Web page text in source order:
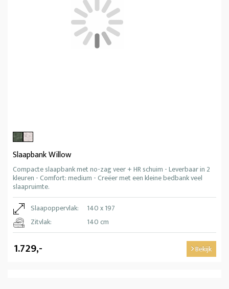
Slaapbank Willow
Compacte slaapbank met no-zag veer + HR schuim - Leverbaar in 2
kleuren - Comfort: medium - Creëer met een kleine bedbank veel
slaapruimte.
Slaapoppervlak:
140 x 197
Zitvlak:
140 cm
1.729,- Bekijk